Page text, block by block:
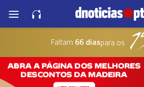
Faltam 66 diaspara os